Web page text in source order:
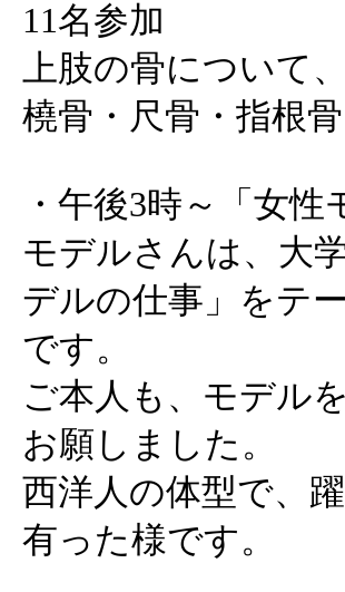
11名参加
上肢の骨について
橈骨・尺骨・指根
・午後3時～「女
モデルさんは、大
デルの仕事」をテ
です。
ご本人も、モデル
お願しました。
西洋人の体型で、
有った様です。